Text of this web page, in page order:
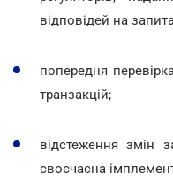
відповідей на
попередня
транзакцій;
відстеження змін
своєчасна